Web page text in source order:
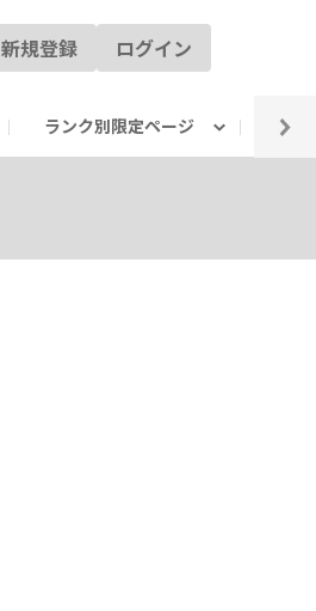
新規登録 ログイン
ランク別限定ページ